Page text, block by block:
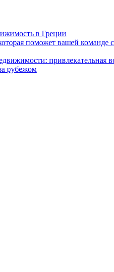
в Греции
поможет вашей команде
привлекательная
рубежом